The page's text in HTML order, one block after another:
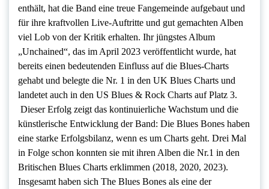
enthält, hat die Band eine treue Fangemeinde aufgebaut und
für ihre kraftvollen Live-Auftritte und gut gemachten Alben
viel Lob von der Kritik erhalten. Ihr jüngstes Album
„Unchained“, das im April 2023 veröffentlicht wurde, hat
bereits einen bedeutenden Einfluss auf die Blues-Charts
gehabt und belegte die Nr. 1 in den UK Blues Charts und
landetet auch in den US Blues & Rock Charts auf Platz 3.
Dieser Erfolg zeigt das kontinuierliche Wachstum und die
künstlerische Entwicklung der Band: Die Blues Bones haben
eine starke Erfolgsbilanz, wenn es um Charts geht. Drei Mal
in Folge schon konnten sie mit ihren Alben die Nr.1 in den
Britischen Blues Charts erklimmen (2018, 2020, 2023).
Insgesamt haben sich The Blues Bones als eine der